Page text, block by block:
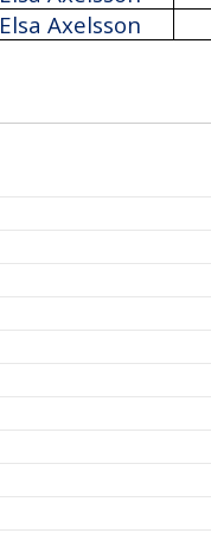
Elsa Axelsson